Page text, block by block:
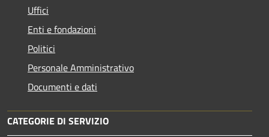
Uffici
Enti e fondazioni
Politici
Personale Amministrativo
Documenti e dati
CATEGORIE DI SERVIZIO